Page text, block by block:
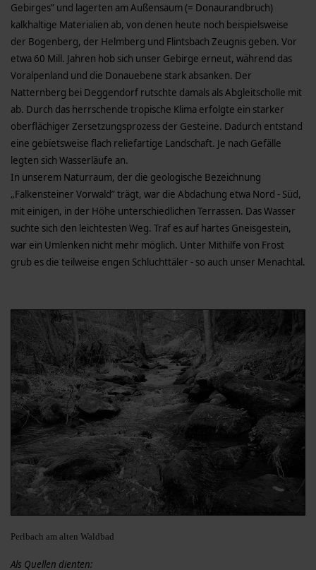
Gebirges” und lagerten am Außensaum (= Donaurandbruch)
kalkhaltige Materialien ab, von denen heute noch beispielsweise
der Bogenberg, der Helmberg und Flintsbach Zeugnis geben. Vor
etwa 60 Mill. Jahren hob sich unser Gebirge erneut, während das
Voralpenland und die Donauebene stark absanken. Der
Natternberg bei Deggendorf rutschte damals als Abgleitscholle mit
ab. Durch das herrschende tropische Klima erfolgte ein starker
oberflächiger Zersetzungsprozess der Gesteine. Dadurch entstand
eine gebietsweise flach reliefartige Landschaft. Je nach Gefälle
legten sich Wasserläufe an.
In unserem Naturraum, der die geologische Bezeichnung
„Falkensteiner Vorwald” trägt, war die Abdachung etwa Nord - Süd,
mit einigen, in der Höhe unterschiedlichen Terrassen. Das Wasser
suchte sich den leichtesten Weg. Traf es auf hartes Gneisgestein,
war ein Umlenken nicht mehr möglich. Unter Mithilfe von Frost
grub es die teilweise engen Schluchttäler - so auch unser Menachtal.
Perlbach am alten Waldbad
Als Quellen dienten: